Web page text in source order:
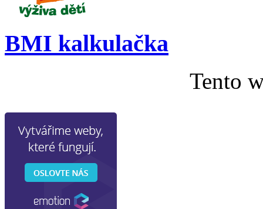
BMI kalkulačka
Tento